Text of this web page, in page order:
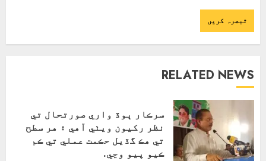
RELATED NEWS
سرڪار ٻوڏ واري صورتحال تي
نظر رکيون ويٺي آهي ۽ هر سطح
تي هڪ گڏيل حڪمت عملي تي ڪم
ڪيو پيو وڃي.